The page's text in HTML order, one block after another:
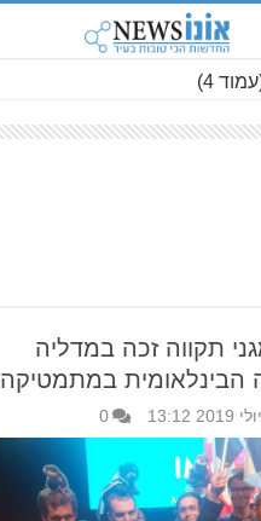
4)
תקווה זכה במדליה
הבינלאומית במתמטיקה
0